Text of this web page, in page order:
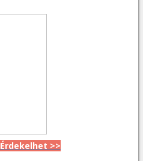
Érdekelhet >>